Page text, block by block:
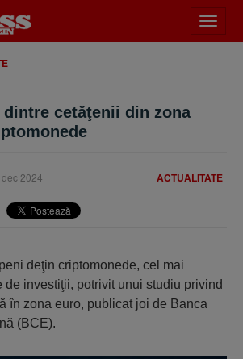
meniu
dintre cetăţenii din zona
ACTUALITATE
2024
deţin criptomonede, cel mai
de investiţii, potrivit unui studiu privind
în zona euro, publicat joi de Banca
(BCE).